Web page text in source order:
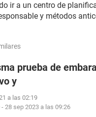
ir a un centro de
y métodos
prueba de
y
a las 02:19
- 28 sep 2023 a las 09:26